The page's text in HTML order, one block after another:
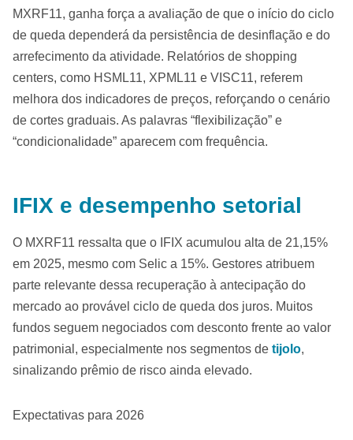
MXRF11, ganha força a avaliação de que o início do ciclo
de queda dependerá da persistência de desinflação e do
arrefecimento da atividade. Relatórios de shopping
centers, como HSML11, XPML11 e VISC11, referem
melhora dos indicadores de preços, reforçando o cenário
de cortes graduais. As palavras “flexibilização” e
“condicionalidade” aparecem com frequência.
IFIX e desempenho setorial
O MXRF11 ressalta que o IFIX acumulou alta de 21,15%
em 2025, mesmo com Selic a 15%. Gestores atribuem
parte relevante dessa recuperação à antecipação do
mercado ao provável ciclo de queda dos juros. Muitos
fundos seguem negociados com desconto frente ao valor
patrimonial, especialmente nos segmentos de tijolo,
sinalizando prêmio de risco ainda elevado.
Expectativas para 2026